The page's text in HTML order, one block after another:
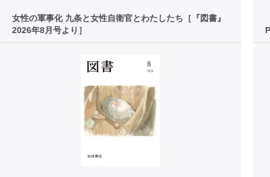
女性の軍事化 九条と女性自衛官とわたしたち［『図書』
2026年8月号より］